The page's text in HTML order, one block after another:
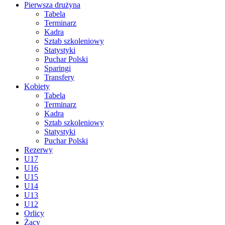
Pierwsza drużyna
Tabela
Terminarz
Kadra
Sztab szkoleniowy
Statystyki
Puchar Polski
Sparingi
Transfery
Kobiety
Tabela
Terminarz
Kadra
Sztab szkoleniowy
Statystyki
Puchar Polski
Rezerwy
U17
U16
U15
U14
U13
U12
Orlicy
Żacy